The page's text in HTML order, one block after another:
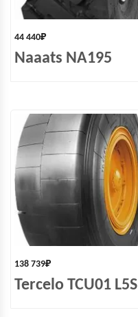
44 440₽
Naaats NA195
138 739₽
Tercelo TCU01 L5S